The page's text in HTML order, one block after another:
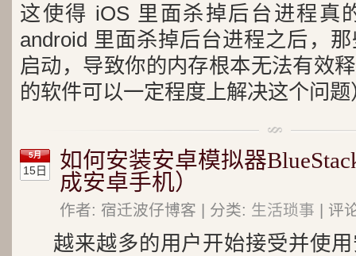
这使得 iOS 里面杀掉后台进程真
android 里面杀掉后台进程之后，
启动，导致你的内存根本无法有效
的软件可以一定程度上解决这个问题
5月
15日
如何安装安卓模拟器
成安卓手机）
作者: 宿迁波仔博客 | 分类: 生活琐事 | 评
越来越多的用户开始接受并使